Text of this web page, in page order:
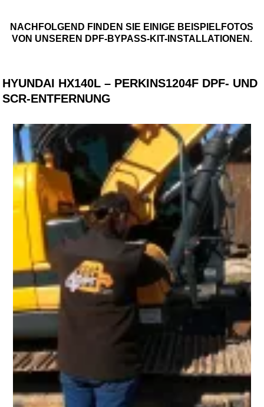
NACHFOLGEND FINDEN SIE EINIGE BEISPIELFOTOS
VON UNSEREN DPF-BYPASS-KIT-INSTALLATIONEN.
HYUNDAI HX140L – PERKINS1204F DPF- UND
SCR-ENTFERNUNG